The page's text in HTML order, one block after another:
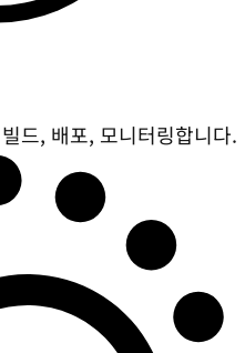
드, 배포, 모니터링합니다.